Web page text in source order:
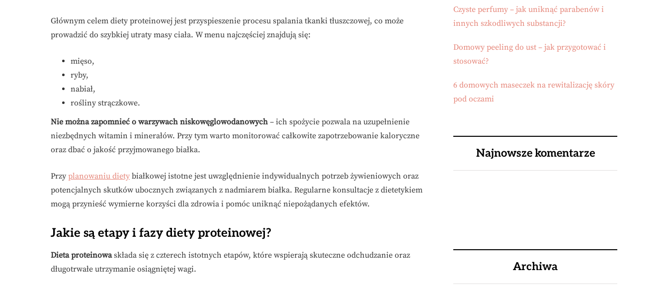
Głównym celem diety proteinowej jest przyspieszenie procesu spalania tkanki tłuszczowej, co może
prowadzić do szybkiej utraty masy ciała. W menu najczęściej znajdują się:
mięso,
ryby,
nabiał,
rośliny strączkowe.
Nie można zapomnieć o warzywach niskowęglowodanowych – ich spożycie pozwala na uzupełnienie
niezbędnych witamin i minerałów. Przy tym warto monitorować całkowite zapotrzebowanie kaloryczne
oraz dbać o jakość przyjmowanego białka.
Przy planowaniu diety białkowej istotne jest uwzględnienie indywidualnych potrzeb żywieniowych oraz
potencjalnych skutków ubocznych związanych z nadmiarem białka. Regularne konsultacje z dietetykiem
mogą przynieść wymierne korzyści dla zdrowia i pomóc uniknąć niepożądanych efektów.
Jakie są etapy i fazy diety proteinowej?
Dieta proteinowaskłada się z czterech istotnych etapów, które wspierają skuteczne odchudzanie oraz
długotrwałe utrzymanie osiągniętej wagi.
Czyste perfumy – jak uniknąć parabenów i
innych szkodliwych substancji?
Domowy peeling do ust – jak przygotować i
stosować?
6 domowych maseczek na rewitalizację skóry
pod oczami
Najnowsze komentarze
Archiwa